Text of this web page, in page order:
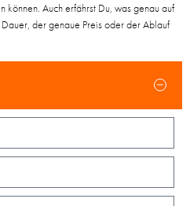
Auch erfährst Du, was genau auf
der genaue Preis oder der Ablauf